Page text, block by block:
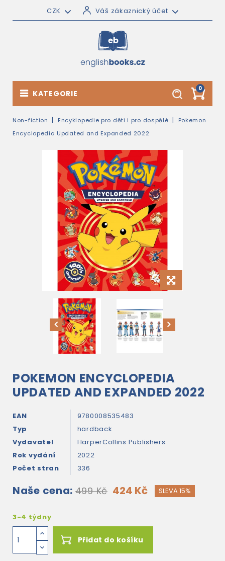
CZK Váš zákaznický účet
0
KATEGORIE
Non-fiction Encyklopedie pro děti i pro dospělé
Pokemon
Encyclopedia Updated and Expanded 2022
POKEMON ENCYCLOPEDIA
UPDATED AND EXPANDED 2022
EAN
9780008535483
Typ
hardback
Vydavatel
HarperCollins Publishers
Rok vydání
2022
Počet stran
336
Naše cena: 499 Kč 424 Kč SLEVA 15%
3-4 týdny
Přidat do košíku